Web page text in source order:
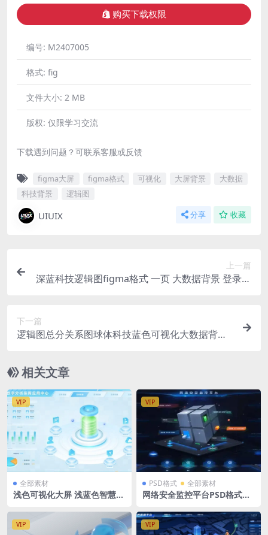
购买下载权限
编号: M2407005
格式: fig
文件大小: 2 MB
版权: 仅限学习交流
下载遇到问题？可联系客服或反馈
figma大屏 figma格式 可视化 大屏背景
大数据
科技背景
逻辑图
UIUIX 分享 收藏
上一篇
深蓝科技逻辑图figma格式 一页 大数据背景 登录页
下一篇
逻辑图总分关系图球体科技蓝色可视化大数据背景
相关文章
VIP
全部素材
浅色可视化大屏 浅蓝色智慧数
式
VIP
PSD格式 全部素材
网络安全监控平台PSD格式可
1620 px
VIP VIP